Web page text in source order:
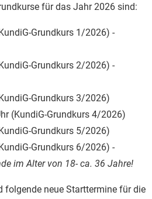
für das Jahr 2026 sind:
Grundkurs 1/2026) -
Grundkurs 2/2026) -
Grundkurs 3/2026)
(KundiG-Grundkurs 4/2026)
Grundkurs 5/2026)
Grundkurs 6/2026) -
im Alter von 18- ca. 36 Jahre!
folgende neue Starttermine für die